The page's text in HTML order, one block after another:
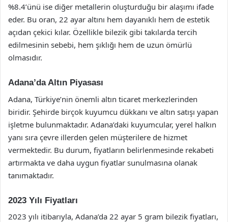
%8.4’ünü ise diğer metallerin oluşturduğu bir alaşımı ifade
eder. Bu oran, 22 ayar altını hem dayanıklı hem de estetik
açıdan çekici kılar. Özellikle bilezik gibi takılarda tercih
edilmesinin sebebi, hem şıklığı hem de uzun ömürlü
olmasıdır.
Adana’da Altın Piyasası
Adana, Türkiye’nin önemli altın ticaret merkezlerinden
biridir. Şehirde birçok kuyumcu dükkanı ve altın satışı yapan
işletme bulunmaktadır. Adana’daki kuyumcular, yerel halkın
yanı sıra çevre illerden gelen müşterilere de hizmet
vermektedir. Bu durum, fiyatların belirlenmesinde rekabeti
artırmakta ve daha uygun fiyatlar sunulmasına olanak
tanımaktadır.
2023 Yılı Fiyatları
2023 yılı itibarıyla, Adana’da 22 ayar 5 gram bilezik fiyatları,